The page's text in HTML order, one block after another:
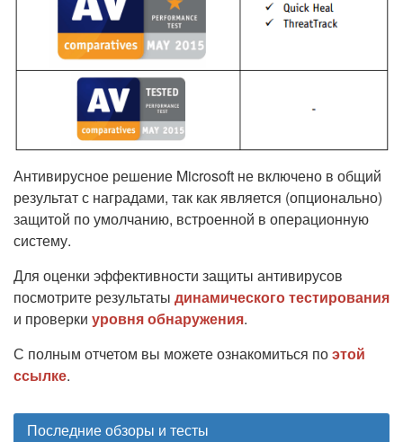
Антивирусное решение Microsoft не включено в общий
результат с наградами, так как является (опционально)
защитой по умолчанию, встроенной в операционную
систему.
Для оценки эффективности защиты антивирусов
посмотрите результаты динамического тестирования
и проверки уровня обнаружения.
С полным отчетом вы можете ознакомиться поэтой
ссылке.
Последние обзоры и тесты